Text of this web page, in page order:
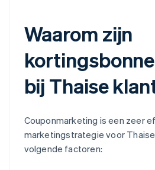
Waarom zijn
bij Thaise
Couponmarketing is een zeer
marketingstrategie voor
volgende factoren: